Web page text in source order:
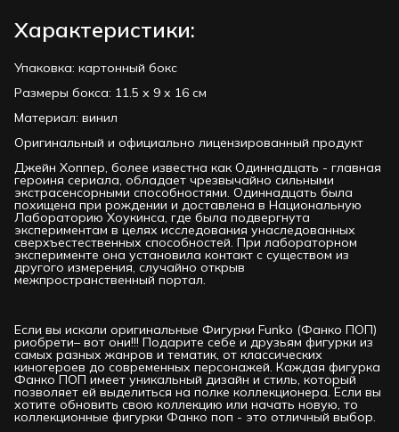
Характеристики:
Упаковка: картонный бокс
Размеры бокса: 11.5 х 9 х 16 см
Материал: винил
Оригинальный и официально лицензированный продукт
Джейн Хоппер, более известна как Одиннадцать - главная
героиня сериала, обладает чрезвычайно сильными
экстрасенсорными способностями. Одиннадцать была
похищена при рождении и доставлена в Национальную
Лабораторию Хоукинса, где была подвергнута
экспериментам в целях исследования унаследованных
сверхъестественных способностей. При лабораторном
эксперименте она установила контакт с существом из
другого измерения, случайно открыв
межпространственный портал.
Если вы искали оригинальные Фигурки Funko (Фанко ПОП)
риобрети– вот они!!! Подарите себе и друзьям фигурки из
самых разных жанров и тематик, от классических
киногероев до современных персонажей. Каждая фигурка
Фанко ПОП имеет уникальный дизайн и стиль, который
позволяет ей выделиться на полке коллекционера. Если вы
хотите обновить свою коллекцию или начать новую, то
коллекционные фигурки Фанко поп - это отличный выбор.